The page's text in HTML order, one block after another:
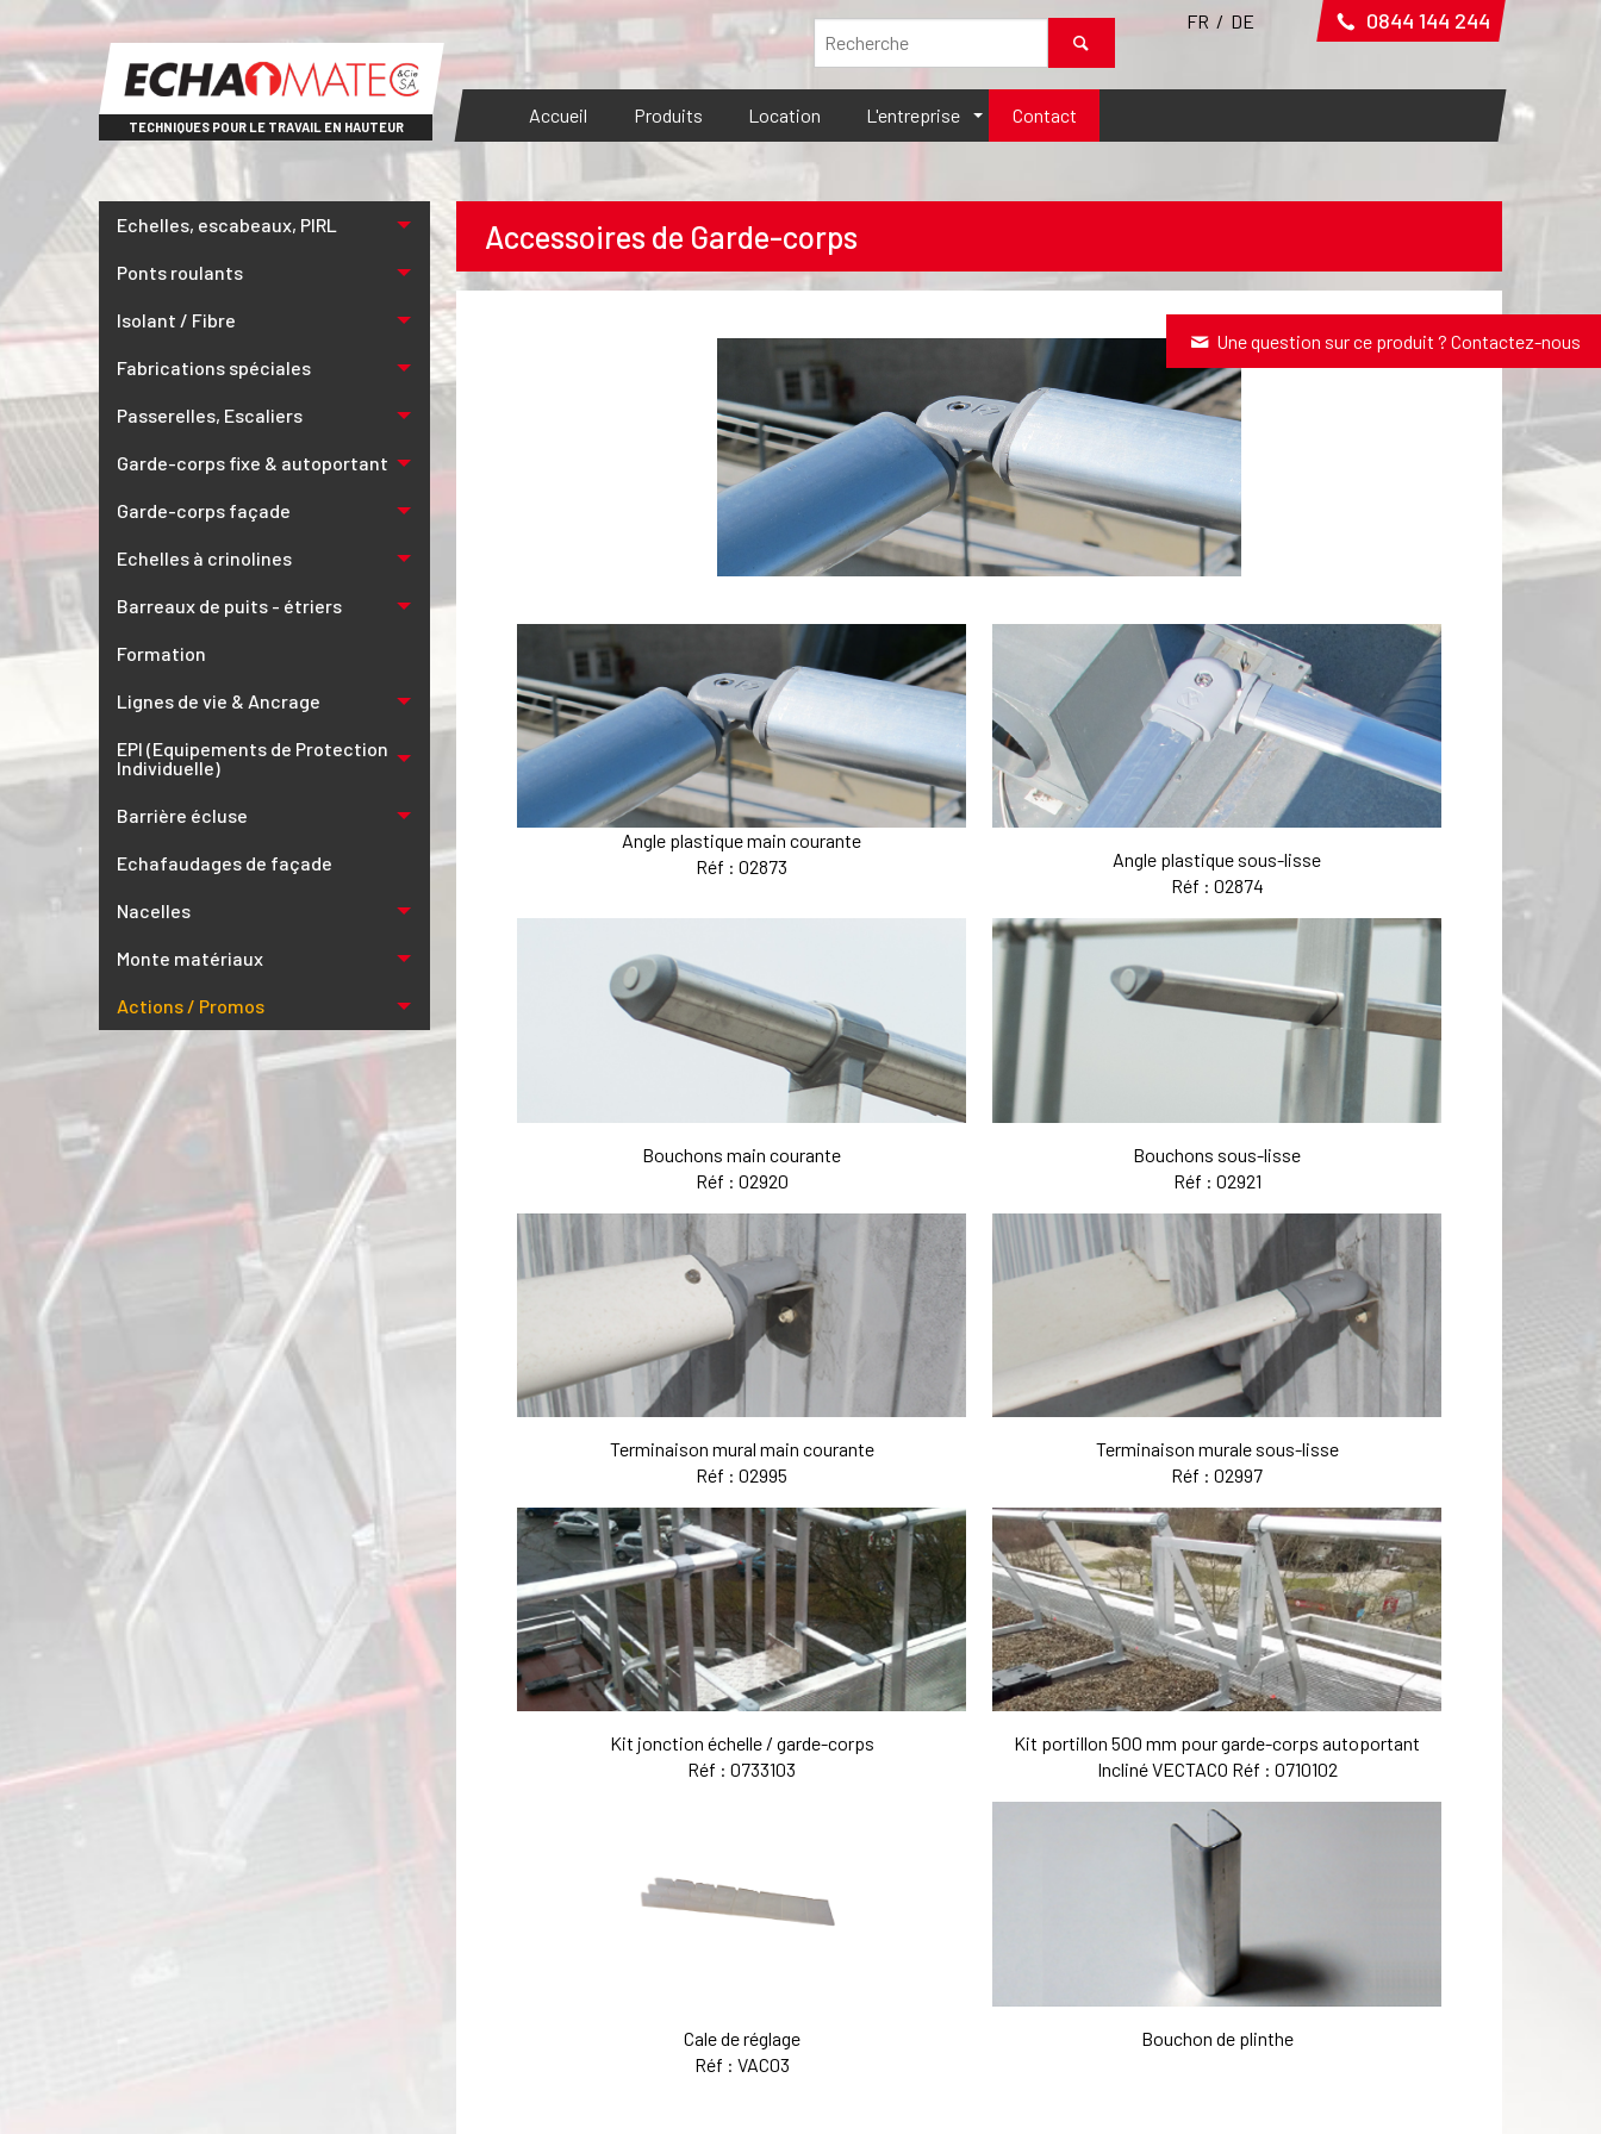
FR / DE 0844 144 244
TECHNIQUES POUR LE TRAVAIL EN HAUTEUR
Accueil Produits Location L'entreprise Contact
Echelles, escabeaux, PIRL
Ponts roulants
Isolant / Fibre
Fabrications spéciales
Passerelles, Escaliers
Garde-corps fixe & autoportant
Garde-corps façade
Echelles à crinolines
Barreaux de puits - étriers
Formation
Lignes de vie & Ancrage
EPI (Equipements de Protection
Individuelle)
Barrière écluse
Echafaudages de façade
Nacelles
Monte matériaux
Actions / Promos
Accessoires de Garde-corps
Une question sur ce produit ? Contactez-nous
Angle plastique main courante
Réf : 02873
Angle plastique sous-lisse
Réf : 02874
Bouchons main courante
Réf : 02920
Bouchons sous-lisse
Réf : 02921
Terminaison mural main courante
Réf : 02995
Terminaison murale sous-lisse
Réf : 02997
Kit jonction échelle / garde-corps
Réf : 0733103
Kit portillon 500 mm pour garde-corps autoportant
Incliné VECTACO Réf : 0710102
Cale de réglage
Réf : VAC03
Bouchon de plinthe